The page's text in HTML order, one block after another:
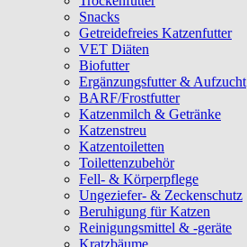
Snacks
Getreidefreies Katzenfutter
VET Diäten
Biofutter
Ergänzungsfutter & Aufzucht
BARF/Frostfutter
Katzenmilch & Getränke
Katzenstreu
Katzentoiletten
Toilettenzubehör
Fell- & Körperpflege
Ungeziefer- & Zeckenschutz
Beruhigung für Katzen
Reinigungsmittel & -geräte
Kratzbäume